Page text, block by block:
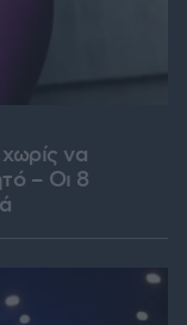
να
– Οι 8